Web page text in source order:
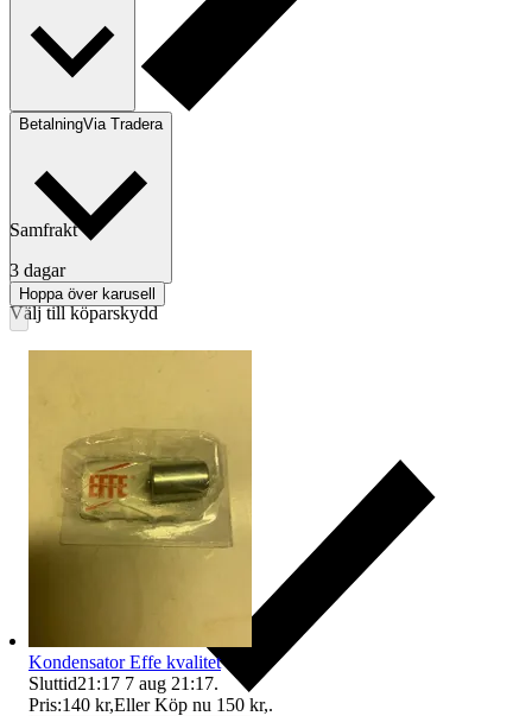
BetalningVia Tradera
Välj till köparskydd
Samfrakt
3 dagar
Hoppa över karusell
Kondensator Effe kvalitet
Sluttid21:17 7 aug 21:17.
Pris:140 kr,Eller Köp nu 150 kr,.